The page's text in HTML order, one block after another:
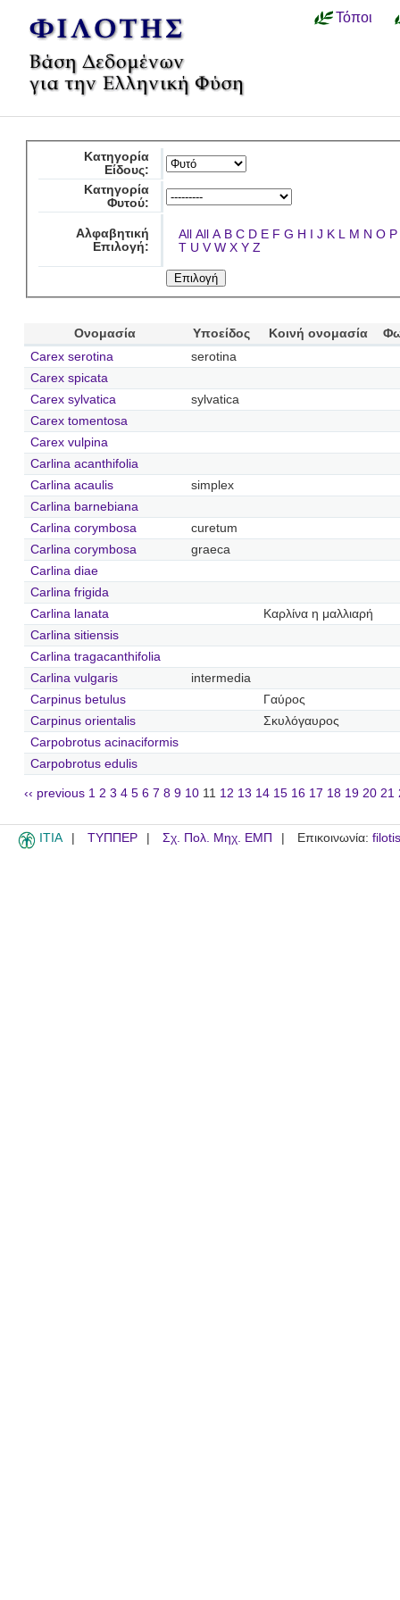
Τόποι
Κατηγορία
Είδους:
Κατηγορία
Φυτού:
Αλφαβητική
Επιλογή:
All All A B C D E F G H I J K L M N O P
T U V W X Y Z
Ονομασία Υποείδος Κοινή ονομασία
Carex serotina
serotina
Carex spicata
Carex sylvatica
sylvatica
Carex tomentosa
Carex vulpina
Carlina acanthifolia
Carlina acaulis
simplex
Carlina barnebiana
Carlina corymbosa
curetum
Carlina corymbosa
graeca
Carlina diae
Carlina frigida
Carlina lanata
Καρλίνα η μαλλιαρή
Carlina sitiensis
Carlina tragacanthifolia
Carlina vulgaris
intermedia
Carpinus betulus
Γαύρος
Carpinus orientalis
Σκυλόγαυρος
Carpobrotus acinaciformis
Carpobrotus edulis
‹‹ previous 1 2 3 4 5 6 7 8 9 10 11 12 13 14 15 16 17 18 19 20 21
ITIA ΤΥΠΠΕΡ Σχ. Πολ. Μηχ. ΕΜΠ Επικοινωνία: